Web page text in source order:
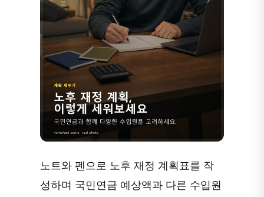
노트와 펜으로 노후 재정 계획표를 작
성하며 국민연금 예상액과 다른 수입원